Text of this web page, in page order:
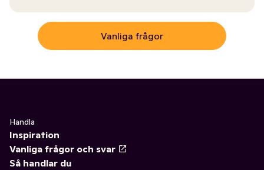
Vanliga frågor
Handla
Inspiration
Vanliga frågor och svar
Så handlar du